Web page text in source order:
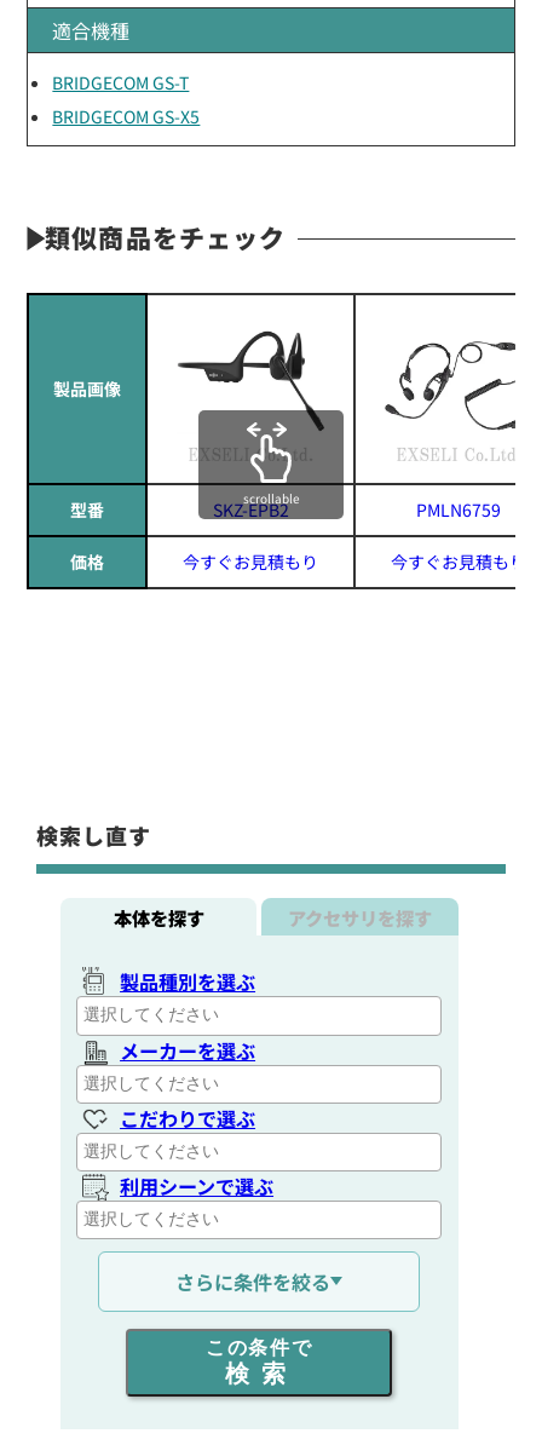
適合機種
BRIDGECOM GS-T
BRIDGECOM GS-X5
類似商品をチェック
製品画像
型番 SKZ-EPB2 PMLN6759
価格 今すぐお見積もり 今すぐお見積もり
scrollable
検索し直す
本体を探す アクセサリを探す
製品種別を選ぶ
メーカーを選ぶ
こだわりで選ぶ
利用シーンで選ぶ
通信距離を選ぶ
出力を選ぶ
同時通話人数を選ぶ
さらに条件を絞る
この条件で
検索